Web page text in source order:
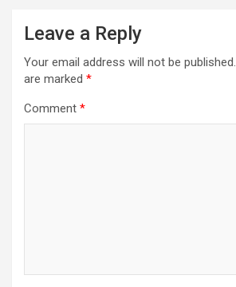
Leave a Reply
Your email address will not be published.
are marked *
Comment *